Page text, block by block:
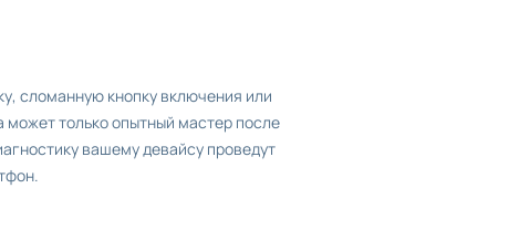
сломанную кнопку включения или
может только опытный мастер после
вашему девайсу проведут